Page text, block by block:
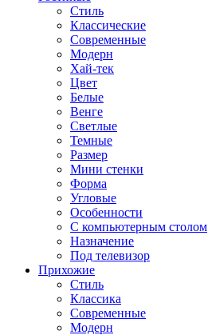
Стиль
Классические
Современные
Модерн
Хай-тек
Цвет
Белые
Венге
Светлые
Темные
Размер
Мини стенки
Форма
Угловые
Особенности
С компьютерным столом
Назначение
Под телевизор
Прихожие
Стиль
Классика
Современные
Модерн